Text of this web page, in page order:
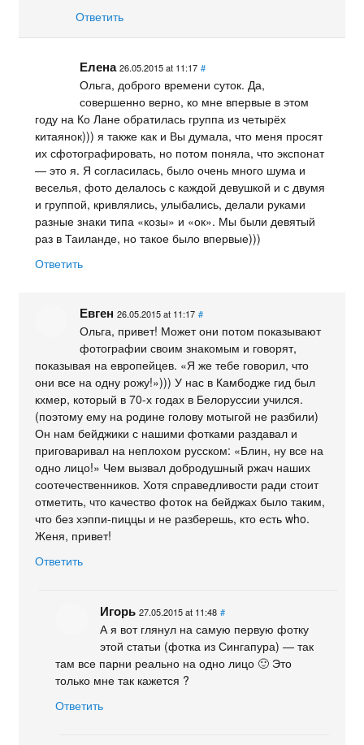
Ответить
Елена 26.05.2015 at 11:17 #
Ольга, доброго времени суток. Да,
совершенно верно, ко мне впервые в этом
году на Ко Лане обратилась группа из четырёх
китаянок))) я также как и Вы думала, что меня просят
их сфотографировать, но потом поняла, что экспонат
— это я. Я согласилась, было очень много шума и
веселья, фото делалось с каждой девушкой и с двумя
и группой, кривлялись, улыбались, делали руками
разные знаки типа «козы» и «ок». Мы были девятый
раз в Таиланде, но такое было впервые)))
Ответить
Евген 26.05.2015 at 11:17 #
Ольга, привет! Может они потом показывают
фотографии своим знакомым и говорят,
показывая на европейцев. «Я же тебе говорил, что
они все на одну рожу!»))) У нас в Камбодже гид был
кхмер, который в 70-х годах в Белоруссии учился.
(поэтому ему на родине голову мотыгой не разбили)
Он нам бейджики с нашими фотками раздавал и
приговаривал на неплохом русском: «Блин, ну все на
одно лицо!» Чем вызвал добродушный ржач наших
соотечественников. Хотя справедливости ради стоит
отметить, что качество фоток на бейджах было таким,
что без хэппи-пиццы и не разберешь, кто есть who.
Женя, привет!
Ответить
Игорь 27.05.2015 at 11:48 #
А я вот глянул на самую первую фотку
этой статьи (фотка из Сингапура) — так
там все парни реально на одно лицо 🙂 Это
только мне так кажется ?
Ответить